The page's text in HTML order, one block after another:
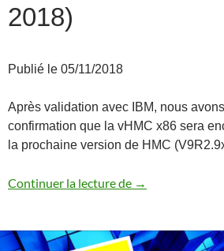
2018)
Publié le 05/11/2018
Après validation avec IBM, nous
confirmation que la vHMC x86 sera
la prochaine version de HMC
Continuer la lecture de Les différentes
→